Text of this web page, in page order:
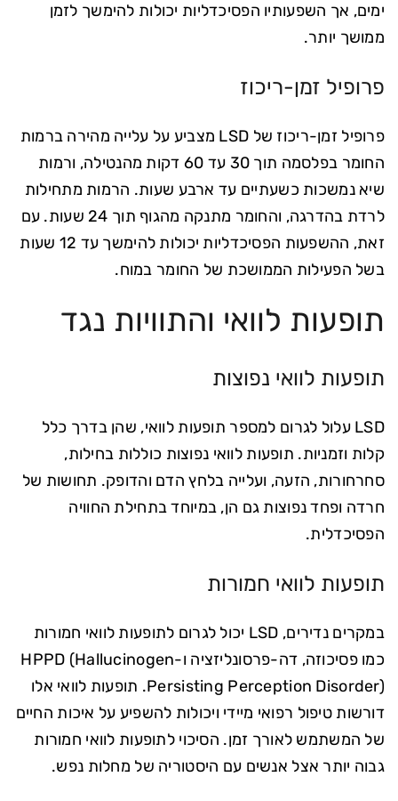
ימים, אך השפעותיו הפסיכדליות יכולות להימשך לזמן
ממושך יותר.
פרופיל זמן-ריכוז
פרופיל זמן-ריכוז של LSD מצביע על עלייה מהירה ברמות
החומר בפלסמה תוך 30 עד 60 דקות מהנטילה, ורמות
שיא נמשכות כשעתיים עד ארבע שעות. הרמות מתחילות
לרדת בהדרגה, והחומר מתנקה מהגוף תוך 24 שעות. עם
זאת, ההשפעות הפסיכדליות יכולות להימשך עד 12 שעות
בשל הפעילות הממושכת של החומר במוח.
תופעות לוואי והתוויות נגד
תופעות לוואי נפוצות
LSD עלול לגרום למספר תופעות לוואי, שהן בדרך כלל
קלות וזמניות. תופעות לוואי נפוצות כוללות בחילות,
סחרחורות, הזעה, ועלייה בלחץ הדם והדופק. תחושות של
חרדה ופחד נפוצות גם הן, במיוחד בתחילת החוויה
הפסיכדלית.
תופעות לוואי חמורות
במקרים נדירים, LSD יכול לגרום לתופעות לוואי חמורות
כמו פסיכוזה, דה-פרסונליזציה ו-HPPD (Hallucinogen
Persisting Perception Disorder). תופעות לוואי אלו
דורשות טיפול רפואי מיידי ויכולות להשפיע על איכות החיים
של המשתמש לאורך זמן. הסיכוי לתופעות לוואי חמורות
גבוה יותר אצל אנשים עם היסטוריה של מחלות נפש.